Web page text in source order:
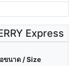
Express
ขนาด / Size